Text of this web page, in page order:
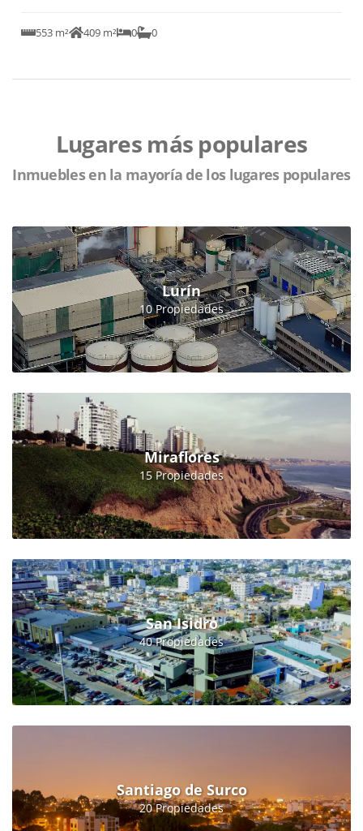
553 m² 409 m² 0 0
Lugares más populares
Inmuebles en la mayoría de los lugares populares
Lurín
10 Propiedades
Miraflores
15 Propiedades
San Isidro
40 Propiedades
Santiago de Surco
20 Propiedades